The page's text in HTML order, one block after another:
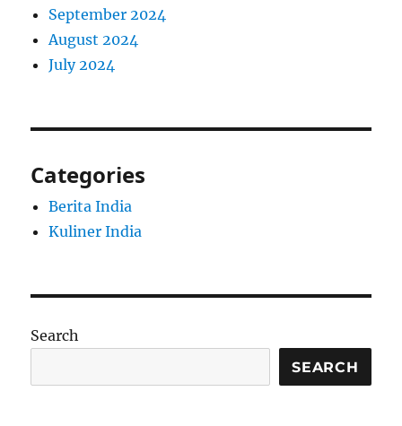
September 2024
August 2024
July 2024
Categories
Berita India
Kuliner India
Search
SEARCH